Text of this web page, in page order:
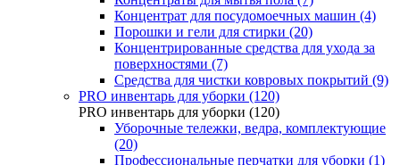
Концентрат для посудомоечных машин (4)
Порошки и гели для стирки (20)
Концентрированные средства для ухода за
поверхностями (7)
Средства для чистки ковровых покрытий (9)
PRO инвентарь для уборки (120)
PRO инвентарь для уборки (120)
Уборочные тележки, ведра, комплектующие
(20)
Профессиональные перчатки для уборки (1)